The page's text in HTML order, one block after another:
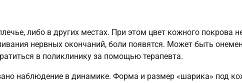
либо в других местах. При этом цвет кожного покрова
нервных окончаний, боли появятся. Может быть
в поликлинику за помощью терапевта.
наблюдение в динамике. Форма и размер «шарика» под